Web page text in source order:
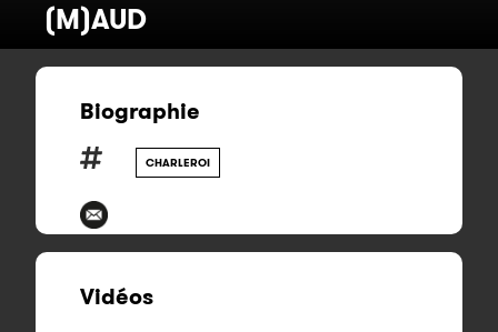
(M)AUD
Biographie
CHARLEROI
Vidéos